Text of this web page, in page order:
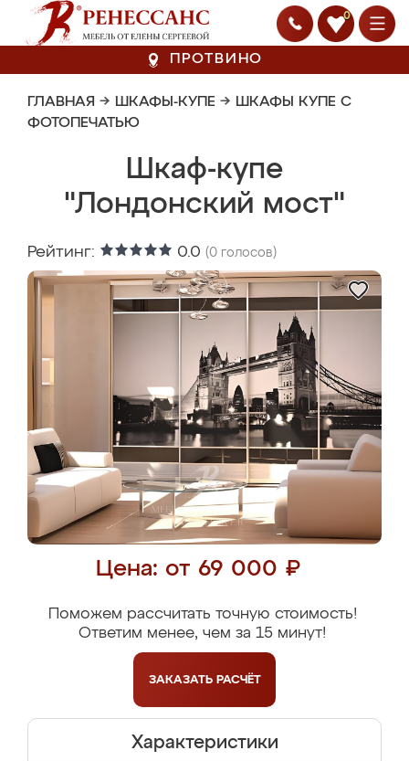
0
ПРОТВИНО
ГЛАВНАЯ → ШКАФЫ-КУПЕ → ШКАФЫ КУПЕ С
ФОТОПЕЧАТЬЮ
Шкаф-купе
"Лондонский мост"
Рейтинг: 0.0 (0 голосов)
Цена: от 69 000 ₽
Поможем рассчитать точную стоимость!
Ответим менее, чем за 15 минут!
ЗАКАЗАТЬ РАСЧЁТ
Характеристики